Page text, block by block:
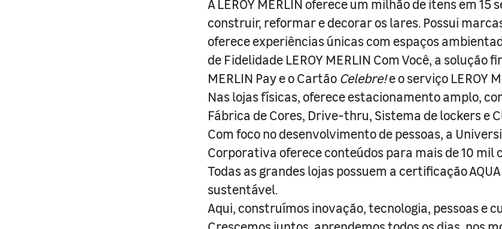
A LEROY MERLIN oferece um milhão de itens em 15
construir, reformar e decorar os lares. Possui
oferece experiências únicas com espaços
de Fidelidade LEROY MERLIN Com Você, a solução
MERLIN Pay e o Cartão Celebre!e o serviço LEROY
Nas lojas físicas, oferece estacionamento amplo,
Fábrica de Cores, Drive-thru, Sistema de lockers e
Com foco no desenvolvimento de pessoas, a
Corporativa oferece conteúdos para mais de 10 mil
Todas as grandes lojas possuem a certificação
sustentável.
Aqui, construímos inovação, tecnologia, pessoas e